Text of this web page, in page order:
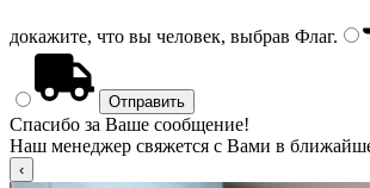
докажите, что вы человек, выбрав Флаг.
Спасибо за Ваше сообщение!
Наш менеджер свяжется с Вами в